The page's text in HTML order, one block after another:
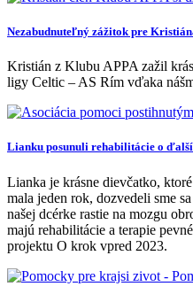
Nezabudnuteľný zážitok pre
Kristián z Klubu APPA zažil
ligy Celtic – AS Rím vďaka
Lianku posunuli rehabilitácie o
Lianka je krásne dievčatko,
mala jeden rok, dozvedeli sme
našej dcérke rastie na mozgu
majú rehabilitácie a terapie
projektu O krok vpred 2023.